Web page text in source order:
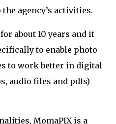
agency’s activities.
about 10 years and it
to enable photo
to work better in digital
audio files and pdfs)
MomaPIX is a